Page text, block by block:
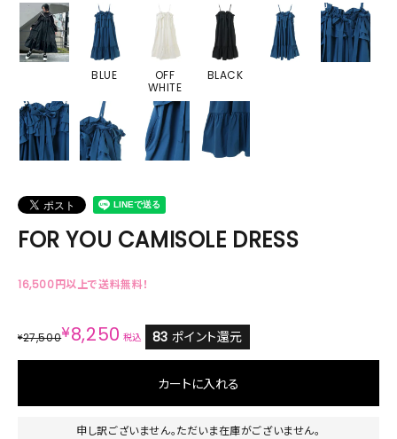
BLUE
OFF
WHITE
BLACK
FOR YOU CAMISOLE DRESS
16,500円以上で送料無料！
¥27,500¥8,250 税込 83 ポイント還元
カートに入れる
申し訳ございません。ただいま在庫がございません。